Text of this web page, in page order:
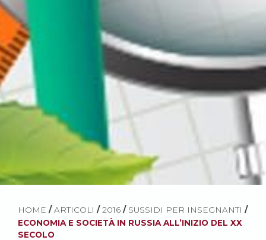
HOME / ARTICOLI / 2016 / SUSSIDI PER INSEGNANTI /
ECONOMIA E SOCIETÀ IN RUSSIA ALL’INIZIO DEL XX
SECOLO